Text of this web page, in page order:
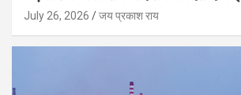
July 26, 2026 जय प्रकाश राय